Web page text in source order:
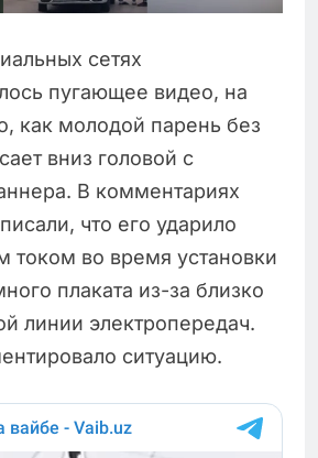
сетях
пугающее видео, на
как молодой парень без
вниз головой с
В комментариях
что его ударило
током во время установки
плаката из-за близко
линии электропередач.
ситуацию.